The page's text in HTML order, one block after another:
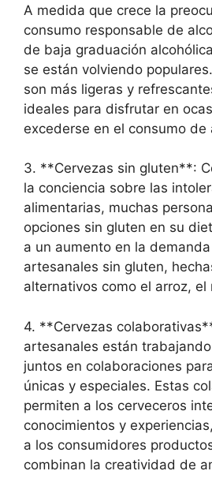
A medida que crece la
consumo responsable de
de baja graduación
se están volviendo
son más ligeras y
ideales para disfrutar en
excederse en el consumo de
3. **Cervezas sin gluten**:
la conciencia sobre las
alimentarias, muchas
opciones sin gluten en su
a un aumento en la
artesanales sin gluten,
alternativos como el arroz, el
4. **Cervezas
artesanales están
juntos en colaboraciones
únicas y especiales. Estas
permiten a los cerveceros
conocimientos y
a los consumidores
combinan la creatividad de